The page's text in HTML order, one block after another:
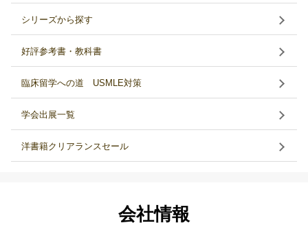
シリーズから探す
好評参考書・教科書
臨床留学への道 USMLE対策
学会出展一覧
洋書籍クリアランスセール
会社情報